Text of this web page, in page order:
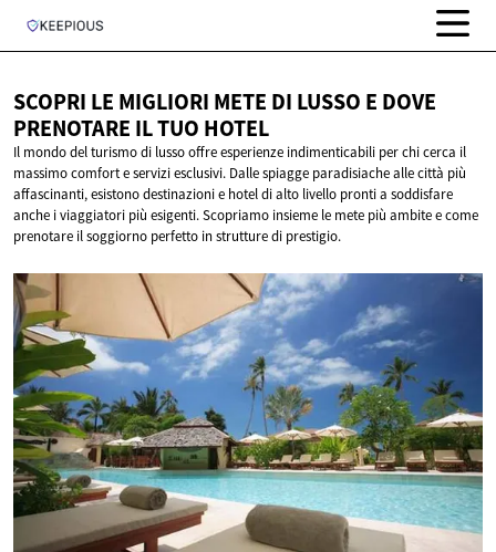
SCOPRI LE MIGLIORI METE DI LUSSO E DOVE
PRENOTARE ILTUO HOTEL
Il mondo del turismo di lusso offre esperienze indimenticabili per chi cerca il
massimo comfort e servizi esclusivi. Dalle spiagge paradisiache alle città più
affascinanti, esistono destinazioni e hotel di alto livello pronti a soddisfare
anche i viaggiatori più esigenti. Scopriamo insieme le mete più ambite e come
prenotare il soggiorno perfetto in strutture di prestigio.